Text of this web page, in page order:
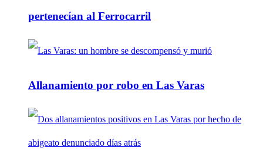
pertenecían al Ferrocarril
Allanamiento por robo en Las Varas